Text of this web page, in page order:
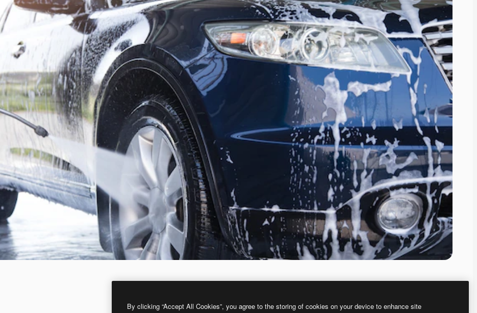
By clicking “Accept All Cookies”, you agree to the storing of cookies on your device to enhance site